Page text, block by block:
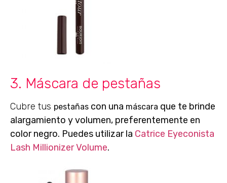
3. Máscara de pestañas
Cubre tus pestañas con una máscara que te brinde
alargamiento y volumen, preferentemente en
color negro. Puedes utilizar la Catrice Eyeconista
Lash Millionizer Volume.